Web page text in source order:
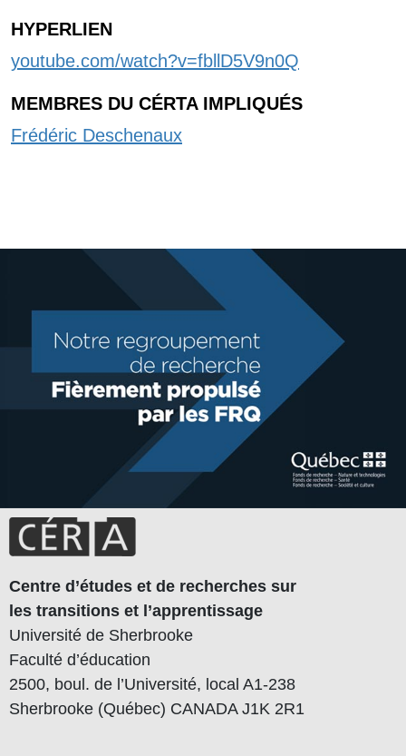
HYPERLIEN
youtube.com/watch?v=fbllD5V9n0Q
MEMBRES DU CÉRTA IMPLIQUÉS
Frédéric Deschenaux
Centre d’études et de recherches sur
les transitions et l’apprentissage
Université de Sherbrooke
Faculté d’éducation
2500, boul. de l’Université, local A1-238
Sherbrooke (Québec) CANADA J1K 2R1